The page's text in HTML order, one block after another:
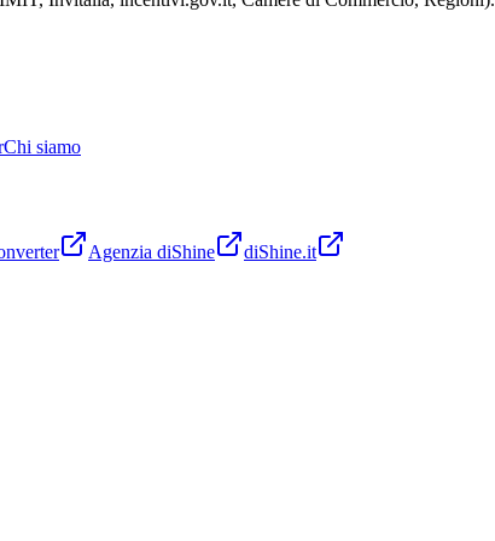
Chi siamo
Agenzia diShine diShine.it